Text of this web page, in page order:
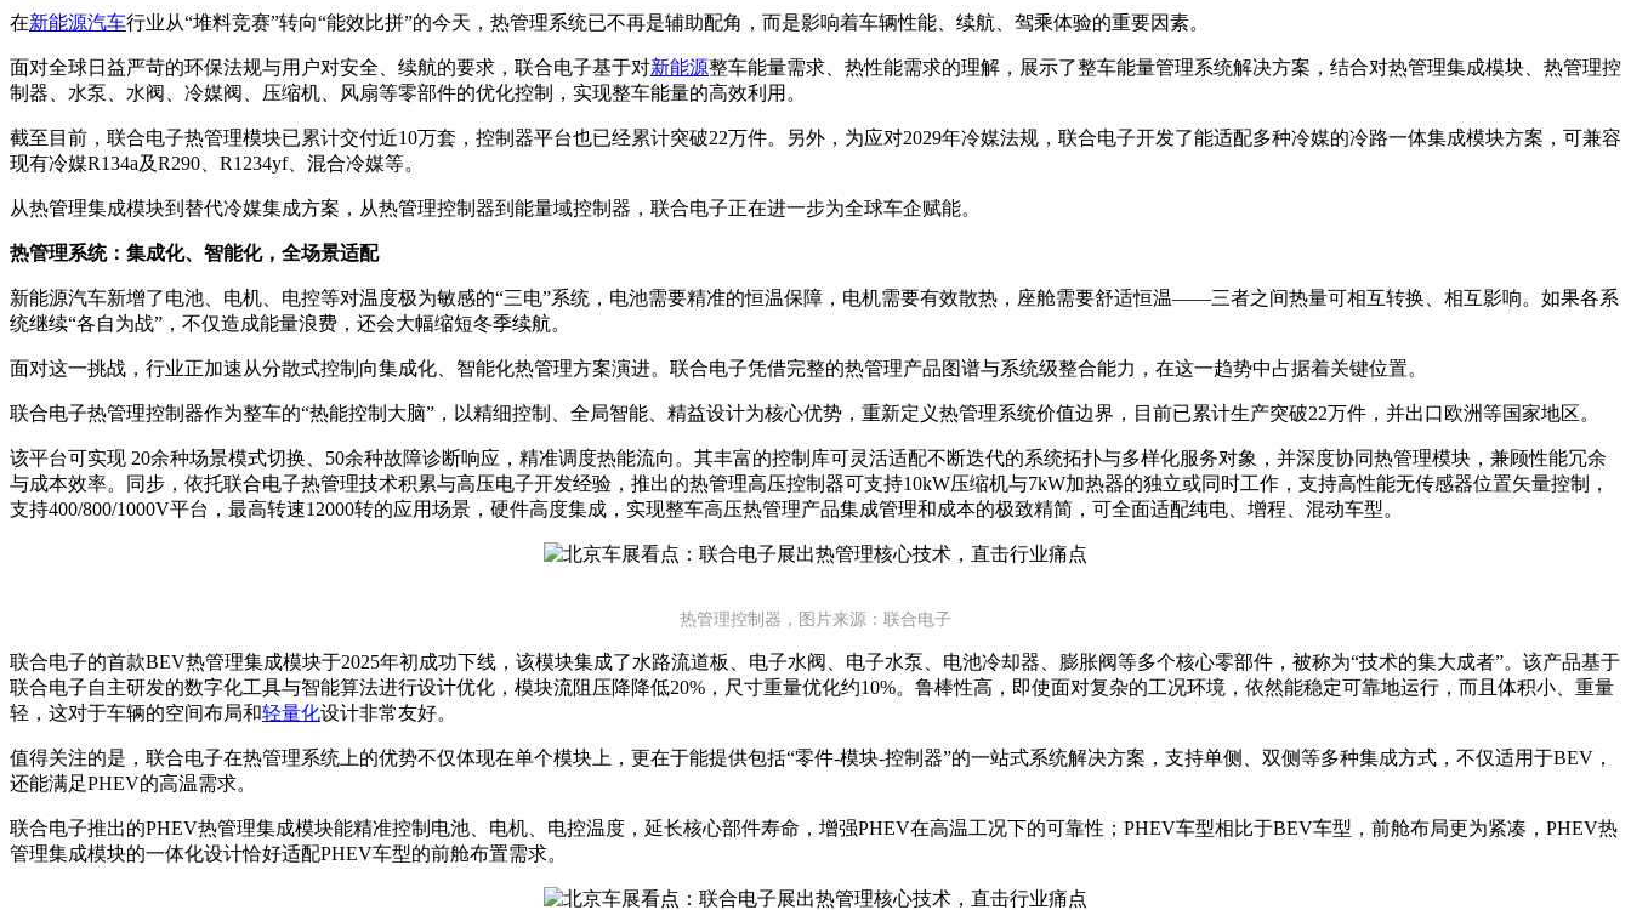
在新能源汽车行业从“堆料竞赛”转向“能效比拼”的今天，热管理系统已不再是辅助配角，而是影响着车辆性能、续航、驾乘体验的重要因素。
面对全球日益严苛的环保法规与用户对安全、续航的要求，联合电子基于对新能源整车能量需求、热性能需求的理解，展示了整车能量管理系统解决方案，结合对热管理集成模块、热管理控
制器、水泵、水阀、冷媒阀、压缩机、风扇等零部件的优化控制，实现整车能量的高效利用。
截至目前，联合电子热管理模块已累计交付近10万套，控制器平台也已经累计突破22万件。另外，为应对2029年冷媒法规，联合电子开发了能适配多种冷媒的冷路一体集成模块方案，可兼容
现有冷媒R134a及R290、R1234yf、混合冷媒等。
从热管理集成模块到替代冷媒集成方案，从热管理控制器到能量域控制器，联合电子正在进一步为全球车企赋能。
热管理系统： 集成化、智能化， 全场景适配
新能源汽车新增了电池、电机、电控等对温度极为敏感的“三电”系统，电池需要精准的恒温保障，电机需要有效散热，座舱需要舒适恒温——三者之间热量可相互转换、相互影响。如果各系
统继续“各自为战”，不仅造成能量浪费，还会大幅缩短冬季续航。
面对这一挑战，行业正加速从分散式控制向集成化、智能化热管理方案演进。联合电子凭借完整的热管理产品图谱与系统级整合能力，在这一趋势中占据着关键位置。
联合电子热管理控制器作为整车的“热能控制大脑”，以精细控制、全局智能、精益设计为核心优势，重新定义热管理系统价值边界，目前已累计生产突破22万件，并出口欧洲等国家地区。
该平台可实现 20余种场景模式切换、50余种故障诊断响应，精准调度热能流向。其丰富的控制库可灵活适配不断迭代的系统拓扑与多样化服务对象，并深度协同热管理模块，兼顾性能冗余
与成本效率。同步，依托联合电子热管理技术积累与高压电子开发经验，推出的热管理高压控制器可支持10kW压缩机与7kW加热器的独立或同时工作，支持高性能无传感器位置矢量控制，
支持400/800/1000V平台，最高转速12000转的应用场景，硬件高度集成，实现整车高压热管理产品集成管理和成本的极致精简，可全面适配纯电、增程、混动车型。
热管理控制器，图片来源：联合电子
联合电子的首款BEV热管理集成模块于2025年初成功下线，该模块集成了水路流道板、电子水阀、电子水泵、电池冷却器、膨胀阀等多个核心零部件，被称为“技术的集大成者”。该产品基于
联合电子自主研发的数字化工具与智能算法进行设计优化，模块流阻压降降低20%，尺寸重量优化约10%。鲁棒性高，即使面对复杂的工况环境，依然能稳定可靠地运行，而且体积小、重量
轻，这对于车辆的空间布局和轻量化设计非常友好。
值得关注的是，联合电子在热管理系统上的优势不仅体现在单个模块上，更在于能提供包括“零件-模块-控制器”的一站式系统解决方案，支持单侧、双侧等多种集成方式，不仅适用于BEV，
还能满足PHEV的高温需求。
联合电子推出的PHEV热管理集成模块能精准控制电池、电机、电控温度，延长核心部件寿命，增强PHEV在高温工况下的可靠性；PHEV车型相比于BEV车型，前舱布局更为紧凑，PHEV热
管理集成模块的一体化设计恰好适配PHEV车型的前舱布置需求。